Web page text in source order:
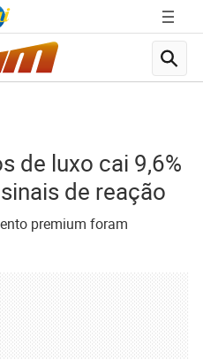
de luxo cai 9,6%
de reação
premium foram